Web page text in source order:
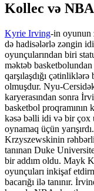
Kollec və
Kyrie Irving-in oyunun
də hadisələrlə zəngin
oyunçularından biri
məktəb
qarşılaşdığı
olmuşdur. Nyu-
karyerasından sonra
basketbol proqramının
kəsə bəlli idi və bir çox
oynamaq üçün
Krzyszewskinin
tanınan Duke
bir addım oldu. Mayk
oyunçuları inkişaf
bacarığı ilə tanınır.